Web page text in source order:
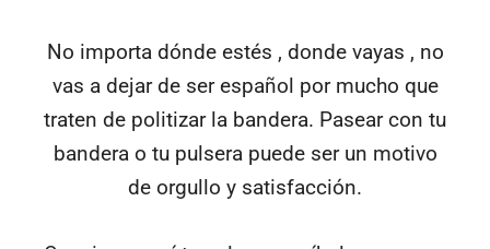
No importa dónde estés , donde vayas , no
vas a dejar de ser español por mucho que
traten de politizar la bandera. Pasear con tu
bandera o tu pulsera puede ser un motivo
de orgullo y satisfacción.